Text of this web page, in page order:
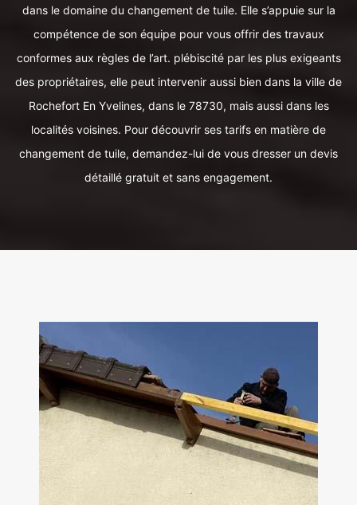
dans le domaine du changement de tuile. Elle s’appuie sur la
compétence de son équipe pour vous offrir des travaux
conformes aux règles de l’art. plébiscité par les plus exigeants
des propriétaires, elle peut intervenir aussi bien dans la ville de
Rochefort En Yvelines, dans le 78730, mais aussi dans les
localités voisines. Pour découvrir ses tarifs en matière de
changement de tuile, demandez-lui de vous dresser un devis
détaillé gratuit et sans engagement.